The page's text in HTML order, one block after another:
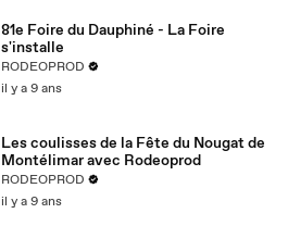
81e Foire du Dauphiné - La Foire
s'installe
RODEOPROD
il y a 9 ans
Les coulisses de la Fête du Nougat de
Montélimar avec Rodeoprod​
RODEOPROD
il y a 9 ans